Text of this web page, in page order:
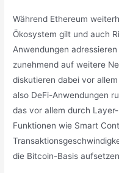
Während Ethereum
Ökosystem gilt und auch
Anwendungen
zunehmend auf weitere
diskutieren dabei vor
also DeFi-Anwendungen
das vor allem durch
Funktionen wie Smart
die Bitcoin-Basis